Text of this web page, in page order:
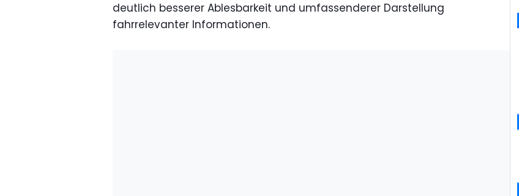
deutlich besserer Ablesbarkeit und umfassenderer Darstellung
fahrrelevanter Informationen.